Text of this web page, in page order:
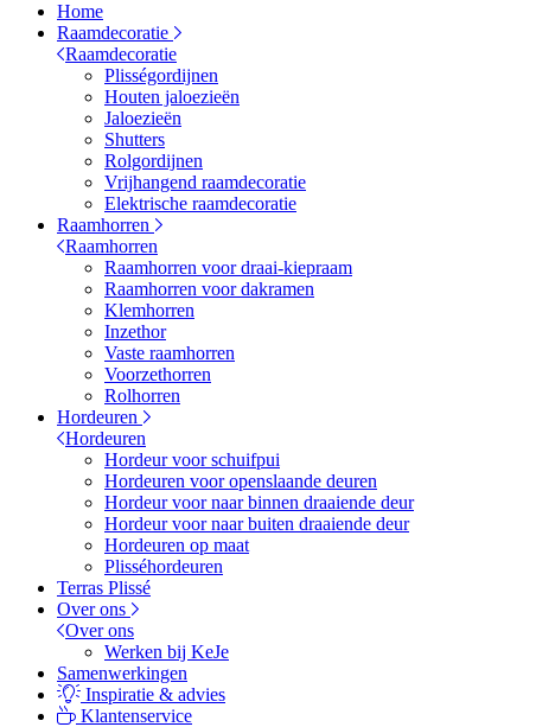
Home
Raamdecoratie
Raamdecoratie
Plisségordijnen
Houten jaloezieën
Jaloezieën
Shutters
Rolgordijnen
Vrijhangend raamdecoratie
Elektrische raamdecoratie
Raamhorren
Raamhorren
Raamhorren voor draai-kiepraam
Raamhorren voor dakramen
Klemhorren
Inzethor
Vaste raamhorren
Voorzethorren
Rolhorren
Hordeuren
Hordeuren
Hordeur voor schuifpui
Hordeuren voor openslaande deuren
Hordeur voor naar binnen draaiende deur
Hordeur voor naar buiten draaiende deur
Hordeuren op maat
Plisséhordeuren
Terras Plissé
Over ons
Over ons
Werken bij KeJe
Samenwerkingen
Inspiratie & advies
Klantenservice